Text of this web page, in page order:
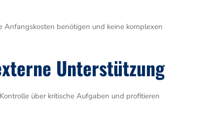
Anfangskosten benötigen und keine komplexen
Unterstützung
über kritische Aufgaben und profitieren